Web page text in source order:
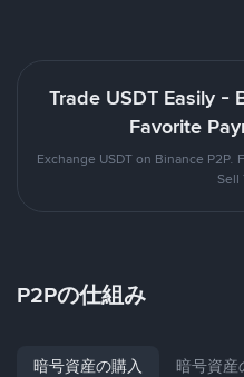
Trade USDT Easily -
Favorite
Exchange USDT on Binance
Sell
P2Pの仕組み
暗号資産の購入 暗号資産